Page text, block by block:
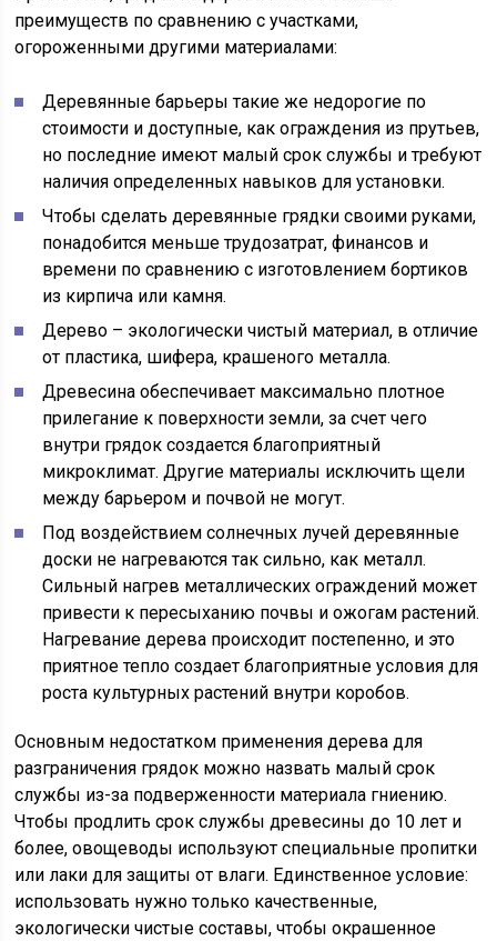
преимуществ по сравнению с участками,
огороженными другими материалами:
Деревянные барьеры такие же недорогие по
стоимости и доступные, как ограждения из прутьев,
но последние имеют малый срок службы и требуют
наличия определенных навыков для установки.
Чтобы сделать деревянные грядки своими руками,
понадобится меньше трудозатрат, финансов и
времени по сравнению с изготовлением бортиков
из кирпича или камня.
Дерево – экологически чистый материал, в отличие
от пластика, шифера, крашеного металла.
Древесина обеспечивает максимально плотное
прилегание к поверхности земли, за счет чего
внутри грядок создается благоприятный
микроклимат. Другие материалы исключить щели
между барьером и почвой не могут.
Под воздействием солнечных лучей деревянные
доски не нагреваются так сильно, как металл.
Сильный нагрев металлических ограждений может
привести к пересыханию почвы и ожогам растений.
Нагревание дерева происходит постепенно, и это
приятное тепло создает благоприятные условия для
роста культурных растений внутри коробов.
Основным недостатком применения дерева для
разграничения грядок можно назвать малый срок
службы из-за подверженности материала гниению.
Чтобы продлить срок службы древесины до 10 лет и
более, овощеводы используют специальные пропитки
или лаки для защиты от влаги. Единственное условие:
использовать нужно только качественные,
экологически чистые составы, чтобы окрашенное